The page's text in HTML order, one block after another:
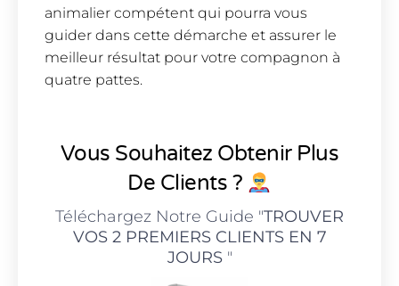
animalier compétent qui pourra vous
guider dans cette démarche et assurer le
meilleur résultat pour votre compagnon à
quatre pattes.
Vous Souhaitez Obtenir Plus
De Clients ?
Téléchargez Notre Guide "TROUVER
VOS 2 PREMIERS CLIENTS EN 7
JOURS"